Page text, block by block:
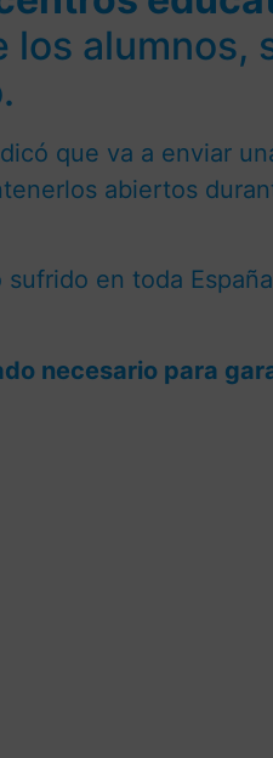
los alumnos,
que va a enviar
abiertos
en toda
necesario para